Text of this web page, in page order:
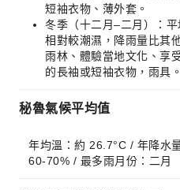
短袖衣物、薄外套。
冬季（十二月–二月）：
相對較潮濕，降雨量比其
雨林、體驗當地文化、享
的長袖或短袖衣物，雨具。
秘魯氣候平均值
年均溫：約 26.7°C / 年降水
60-70% / 最多雨月份：二月